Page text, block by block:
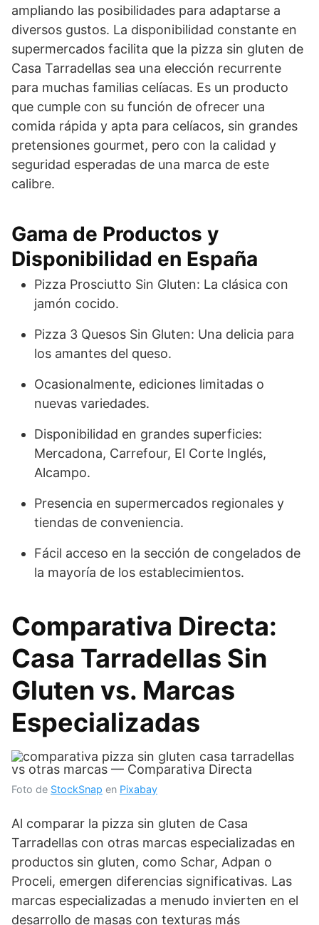
ampliando las posibilidades para adaptarse a
diversos gustos. La disponibilidad constante en
supermercados facilita que la pizza sin gluten de
Casa Tarradellas sea una elección recurrente
para muchas familias celíacas. Es un producto
que cumple con su función de ofrecer una
comida rápida y apta para celíacos, sin grandes
pretensiones gourmet, pero con la calidad y
seguridad esperadas de una marca de este
calibre.
Gama de Productos y
Disponibilidad en España
Pizza Prosciutto Sin Gluten: La clásica con
jamón cocido.
Pizza 3 Quesos Sin Gluten: Una delicia para
los amantes del queso.
Ocasionalmente, ediciones limitadas o
nuevas variedades.
Disponibilidad en grandes superficies:
Mercadona, Carrefour, El Corte Inglés,
Alcampo.
Presencia en supermercados regionales y
tiendas de conveniencia.
Fácil acceso en la sección de congelados de
la mayoría de los establecimientos.
Comparativa Directa:
Casa Tarradellas Sin
Gluten vs. Marcas
Especializadas
Foto de StockSnap en Pixabay
Al comparar la pizza sin gluten de Casa
Tarradellas con otras marcas especializadas en
productos sin gluten, como Schar, Adpan o
Proceli, emergen diferencias significativas. Las
marcas especializadas a menudo invierten en el
desarrollo de masas con texturas más